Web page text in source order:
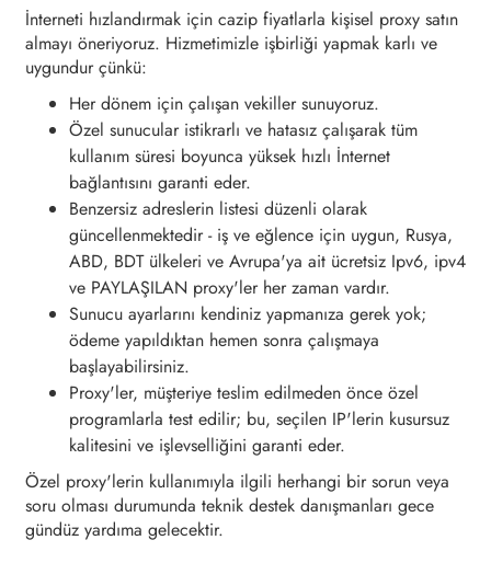
İnterneti hızlandırmak için cazip fiyatlarla kişisel proxy satın
almayı öneriyoruz. Hizmetimizle işbirliği yapmak karlı ve
uygundur çünkü:
Her dönem için çalışan vekiller sunuyoruz.
Özel sunucular istikrarlı ve hatasız çalışarak tüm
kullanım süresi boyunca yüksek hızlı İnternet
bağlantısını garanti eder.
Benzersiz adreslerin listesi düzenli olarak
güncellenmektedir - iş ve eğlence için uygun, Rusya,
ABD, BDT ülkeleri ve Avrupa'ya ait ücretsiz Ipv6, ipv4
ve PAYLAŞILAN proxy'ler her zaman vardır.
Sunucu ayarlarını kendiniz yapmanıza gerek yok;
ödeme yapıldıktan hemen sonra çalışmaya
başlayabilirsiniz.
Proxy'ler, müşteriye teslim edilmeden önce özel
programlarla test edilir; bu, seçilen IP'lerin kusursuz
kalitesini ve işlevselliğini garanti eder.
Özel proxy'lerin kullanımıyla ilgili herhangi bir sorun veya
soru olması durumunda teknik destek danışmanları gece
gündüz yardıma gelecektir.